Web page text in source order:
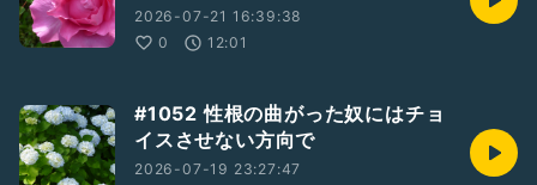
2026-07-21 16:39:38
0
12:01
#1052 性根の曲がった奴にはチョ
イスさせない方向で
2026-07-19 23:27:47